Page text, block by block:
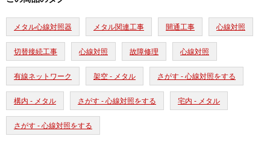
メタル心線対照器 メタル関連工事 開通工事 心線対照
切替接続工事 心線対照 故障修理 心線対照
有線ネットワーク 架空 - メタル さがす - 心線対照をする
構内 - メタル さがす - 心線対照をする 宅内 - メタル
さがす - 心線対照をする